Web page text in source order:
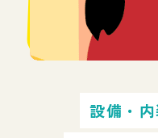
設備・